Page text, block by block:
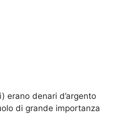
erano denari d’argento
di grande importanza